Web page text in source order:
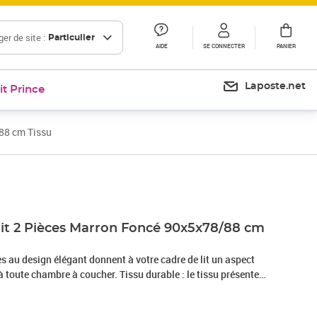
de site : Particulier
AIDE SE CONNECTER PANIER
Prince Laposte.net
cm Tissu
2 Pièces Marron Foncé 90x5x78/88 cm
au design élégant donnent à votre cadre de lit un aspect
toute chambre à coucher. Tissu durable : le tissu présente
et il est respirant et durable.Pieds robustes et stables : les
et la stabilité.Hauteur réglable : la tête de lit est